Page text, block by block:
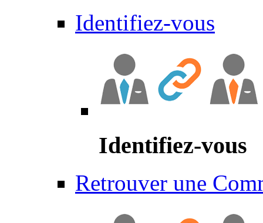
Identifiez-vous
Identifiez-vous
Retrouver une